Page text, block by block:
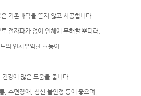
기존바닥을 뜯지 않고 시공합니다.
전자파가 없어 인체에 무해할 뿐더러,
의 인체유익한 효능이
건강에 많은 도움을 줍니다.
, 수면장애, 심신 불안정 등에 좋으며,